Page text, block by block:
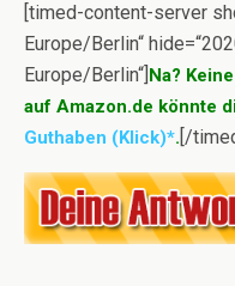
[timed-content-server
Europe/Berlin“
Europe/Berlin“]Na?
auf Amazon.de könnte
Guthaben (Klick)*.[/